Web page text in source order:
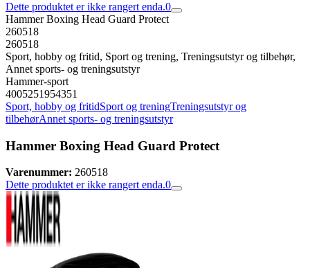
Dette produktet er ikke rangert enda.0
Hammer Boxing Head Guard Protect
260518
260518
Sport, hobby og fritid, Sport og trening, Treningsutstyr og tilbehør,
Annet sports- og treningsutstyr
Hammer-sport
4005251954351
Sport, hobby og fritidSport og treningTreningsutstyr og
tilbehørAnnet sports- og treningsutstyr
Hammer Boxing Head Guard Protect
Varenummer: 260518
Dette produktet er ikke rangert enda.0